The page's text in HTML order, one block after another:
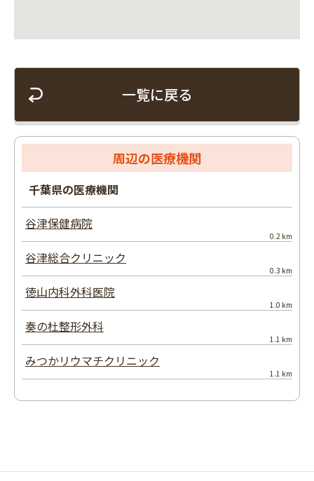
一覧に戻る
周辺の医療機関
千葉県の医療機関
谷津保健病院
0.2 km
谷津総合クリニック
0.3 km
徳山内科外科医院
1.0 km
奏の杜整形外科
1.1 km
みつかリウマチクリニック
1.1 km